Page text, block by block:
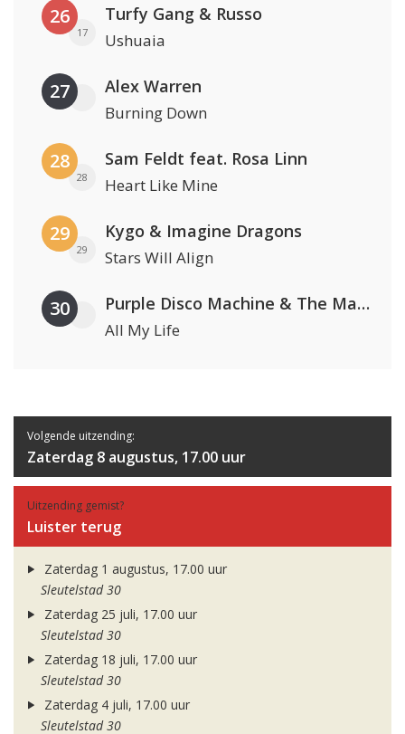
26
17
Turfy Gang & Russo
Ushuaia
27 Alex Warren
Burning Down
28
28
Sam Feldt feat. Rosa Linn
Heart Like Mine
29
29
Kygo & Imagine Dragons
Stars Will Align
30 Purple Disco Machine & The Magician
All My Life
Volgende uitzending:
Zaterdag 8 augustus, 17.00 uur
Uitzending gemist?
Luister terug
Zaterdag 1 augustus, 17.00 uur
Sleutelstad 30
Zaterdag 25 juli, 17.00 uur
Sleutelstad 30
Zaterdag 18 juli, 17.00 uur
Sleutelstad 30
Zaterdag 4 juli, 17.00 uur
Sleutelstad 30